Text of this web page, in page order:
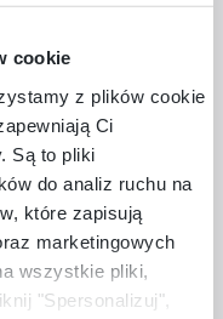
cookie
z plików cookie:
Ci
Są to pliki
do analiz ruchu na
które zapisują
marketingowych
wszystkie pliki,
"Spersonalizuj",